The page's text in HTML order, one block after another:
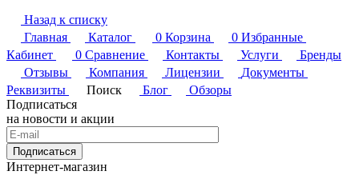
Назад к списку
Главная
Каталог 0 Корзина 0 Избранные
Кабинет
0 Сравнение Контакты Услуги
Бренды
Отзывы
Компания Лицензии
Документы
Реквизиты
Поиск Блог
Обзоры
Подписаться
на новости и акции
Подписаться
Интернет-магазин